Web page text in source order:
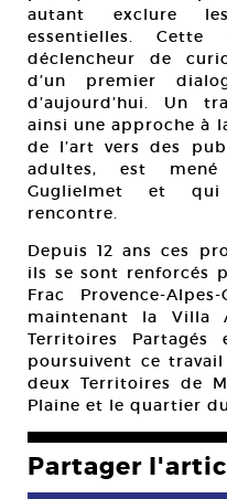
autant exclure
essentielles.
déclencheur de
d’un premier
d’aujourd’hui. Un
ainsi une approche à
de l’art vers des
adultes, est
Guglielmet et qui
rencontre.
Depuis 12 ans ces
ils se sont renforcés
Frac Provence-
maintenant la Villa
Territoires Partagés
poursuivent ce
deux Territoires de
Plaine et le quartier
Partager